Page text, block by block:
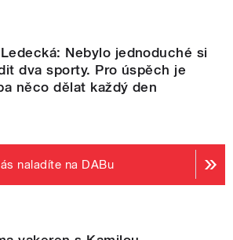
Nebylo jednoduché si
dva sporty. Pro úspěch je
něco dělat každý den
naladíte na DABu